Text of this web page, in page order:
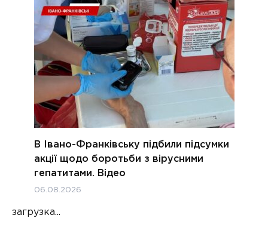
В Івано-Франківську підбили підсумки
акції щодо боротьби з вірусними
гепатитами. Відео
06.08.2026
загрузка...